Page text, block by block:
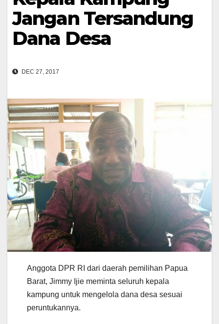
Jangan Tersandung
Dana Desa
DEC 27, 2017
Anggota DPR RI dari daerah pemilihan Papua
Barat, Jimmy Ijie meminta seluruh kepala
kampung untuk mengelola dana desa sesuai
peruntukannya.